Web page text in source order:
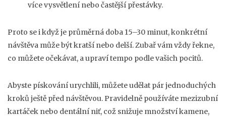
více vysvětlení nebo častější přestávky.
Proto se i když je průměrná doba 15–30 minut, konkrétní
návštěva může být kratší nebo delší. Zubař vám vždy řekne,
co můžete očekávat, a upraví tempo podle vašich pocitů.
Abyste pískování urychlili, můžete udělat pár jednoduchých
kroků ještě před návštěvou. Pravidelně používáte mezizubní
kartáček nebo dentální niť, což snižuje množství kamene,